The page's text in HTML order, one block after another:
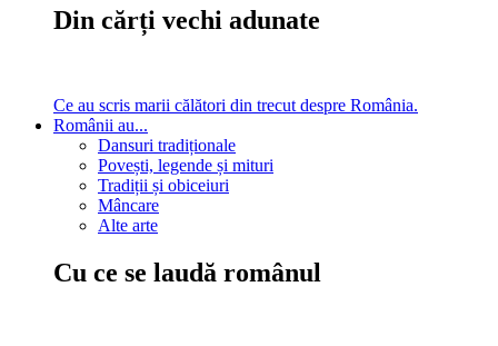
Din cărți vechi adunate
Ce au scris marii călători din trecut despre România.
Românii au...
Dansuri tradiționale
Povești, legende și mituri
Tradiții și obiceiuri
Mâncare
Alte arte
Cu ce se laudă românul